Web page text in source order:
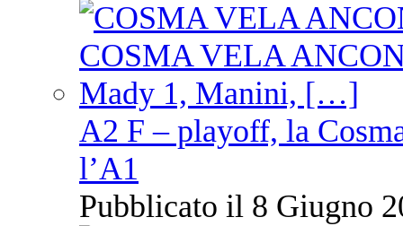
A2 F – playoff, la
l’A1
Pubblicato il 8 Giugno